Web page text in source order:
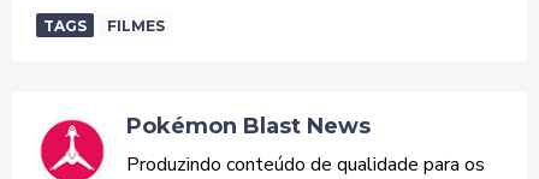
TAGS FILMES
Pokémon Blast News
Produzindo conteúdo de qualidade para os